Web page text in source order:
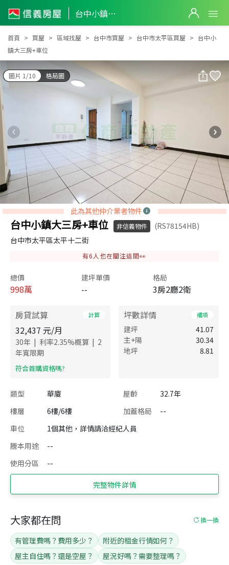
台中小鎮大三房+車位
台中小鎮大三房+車位
首頁 買屋 區域找屋 台中市買屋 台中市太平區買屋
台中小
鎮大三房+車位
圖片 1/10 格局圖
此為其他仲介業者物件
台中小鎮大三房+車位 非信義物件
(RS78154HB)
台中市太平區太平十二街
有6 人也在關注這間👀
總價
998萬
建坪單價
--
格局
3房2廳2衛
房貸試算 計算
32,437 元/月
30年 | 利率2.35%概算 | 2
年寬限期
​符合首購資格嗎?
坪數詳情 細項
建坪
41.07
主+陽
30.34
地坪
8.81
類型 華廈 屋齡
32.7年
樓層
6樓/6樓 加蓋格局
--
車位
1個其他，詳情請洽經紀人員
謄本用途
--
使用分區
--
完整物件詳情
大家都在問 換一換
有管理費嗎？費用多少？
附近的租金行情如何？
屋主自住嗎？還是空屋？
屋況好嗎？需要整理嗎？